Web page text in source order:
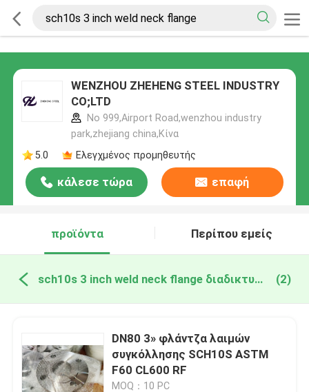
WENZHOU ZHEHENG STEEL INDUSTRY
CO;LTD
No 999,Airport Road,wenzhou industry
park,zhejiang china,Κίνα
5.0
Ελεγχμένος προμηθευτής
κάλεσε τώρα επαφή
προϊόντα Περίπου εμείς
sch10s 3 inch weld neck flange διαδικτυακή κατασκευή (2)
DN80 3» φλάντζα λαιμών
συγκόλλησης SCH10S ASTM
F60 CL600 RF
MOQ：10 PC